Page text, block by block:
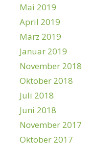
Mai 2019
April 2019
März 2019
Januar 2019
November 2018
Oktober 2018
Juli 2018
Juni 2018
November 2017
Oktober 2017